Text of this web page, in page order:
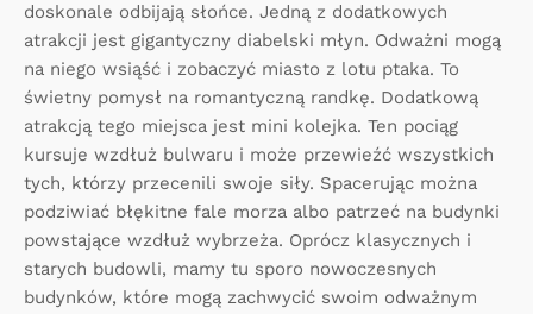
doskonale odbijają słońce. Jedną z dodatkowych
atrakcji jest gigantyczny diabelski młyn. Odważni mogą
na niego wsiąść i zobaczyć miasto z lotu ptaka. To
świetny pomysł na romantyczną randkę. Dodatkową
atrakcją tego miejsca jest mini kolejka. Ten pociąg
kursuje wzdłuż bulwaru i może przewieźć wszystkich
tych, którzy przecenili swoje siły. Spacerując można
podziwiać błękitne fale morza albo patrzeć na budynki
powstające wzdłuż wybrzeża. Oprócz klasycznych i
starych budowli, mamy tu sporo nowoczesnych
budynków, które mogą zachwycić swoim odważnym